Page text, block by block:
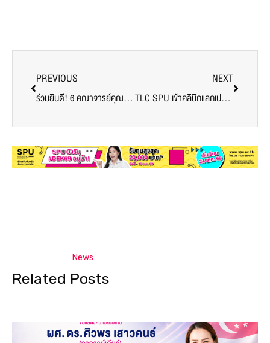
PREVIOUS
ร่วมยินดี! 6 คณาจารย์คุณภาพ ม.ศรีปทุม ผ่านมาตรฐานอาจารย์มืออาชีพ SPU PSF รุ่น 6 ครั้งที่ 1
NEXT
TLC SPU เข้าคลินิกแลกเปลี่ยนเรียนรู้ เพื่อพัฒนาอาจารย์ IT ตามกรอบมาตรฐานอาจารย์มืออาชีพ SPU-PSF
News
Related Posts